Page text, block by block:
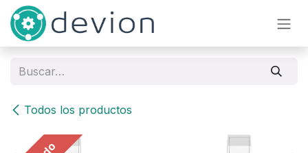
Ir al contenido
Todos los productos